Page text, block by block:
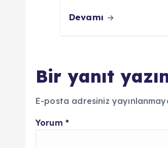
Devamı
Bir yanıt
E-posta adresiniz
Yorum *